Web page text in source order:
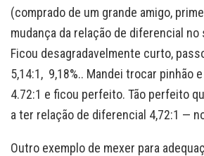
(comprado de um grande amigo,
mudança da relação de diferencial no
Ficou desagradavelmente curto,
5,14:1, 9,18%.. Mandei trocar pinhão
4.72:1 e ficou perfeito. Tão perfeito
a ter relação de diferencial 4,72:1 —
Outro exemplo de mexer para